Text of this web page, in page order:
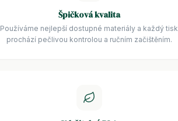
Špičková kvalita
Používáme nejlepší dostupné materiály a každý tisk
prochází pečlivou kontrolou a ručním začištěním.